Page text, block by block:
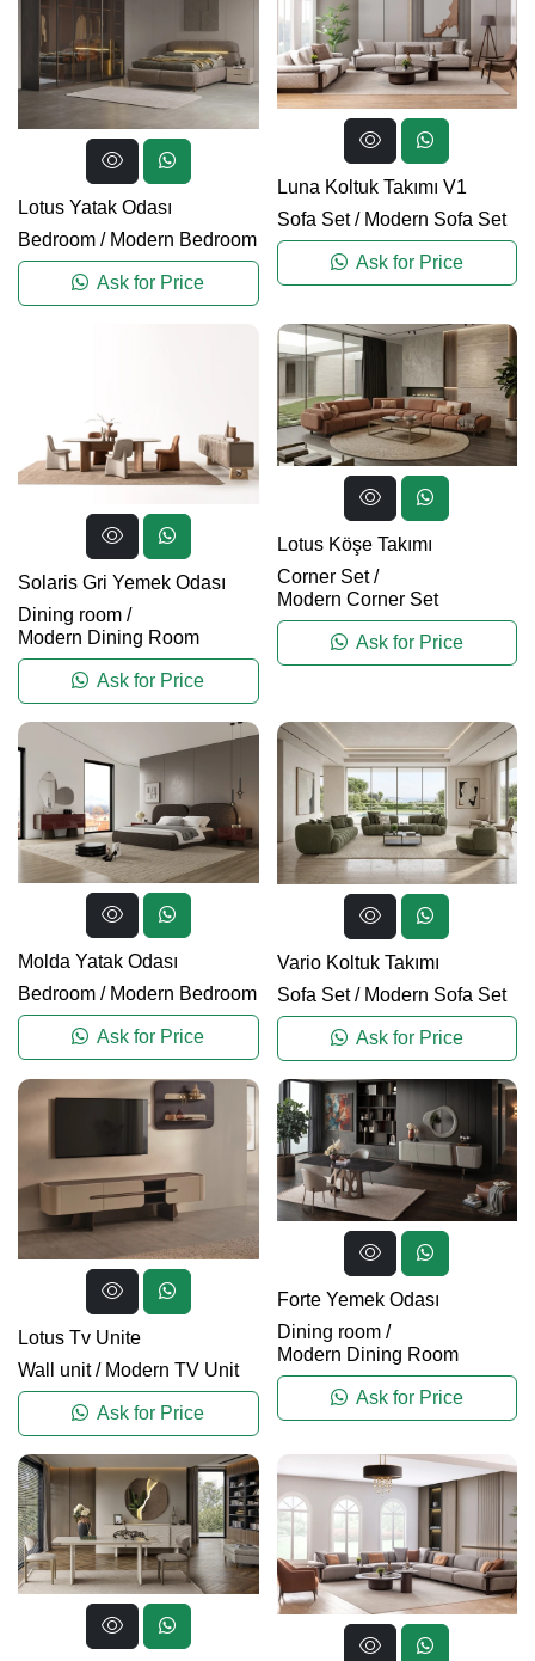
Lotus Yatak Odası
Bedroom / Modern Bedroom
Ask for Price
Luna Koltuk Takımı V1
Sofa Set/ Modern Sofa Set
Ask for Price
Solaris Gri Yemek Odası
Dining room /
Modern Dining Room
Ask for Price
Lotus Köşe Takımı
Corner Set/
Modern Corner Set
Ask for Price
Molda Yatak Odası
Bedroom / Modern Bedroom
Ask for Price
Vario Koltuk Takımı
Sofa Set/ Modern Sofa Set
Ask for Price
Lotus Tv Unite
Wall unit/ Modern TV Unit
Ask for Price
Forte Yemek Odası
Dining room/
Modern Dining Room
Ask for Price